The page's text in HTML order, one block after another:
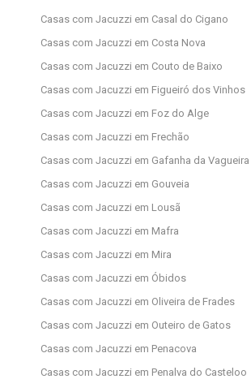
Casas com Jacuzzi em Casal do Cigano
Casas com Jacuzzi em Costa Nova
Casas com Jacuzzi em Couto de Baixo
Casas com Jacuzzi em Figueiró dos Vinhos
Casas com Jacuzzi em Foz do Alge
Casas com Jacuzzi em Frechão
Casas com Jacuzzi em Gafanha da Vagueira
Casas com Jacuzzi em Gouveia
Casas com Jacuzzi em Lousã
Casas com Jacuzzi em Mafra
Casas com Jacuzzi em Mira
Casas com Jacuzzi em Óbidos
Casas com Jacuzzi em Oliveira de Frades
Casas com Jacuzzi em Outeiro de Gatos
Casas com Jacuzzi em Penacova
Casas com Jacuzzi em Penalva do Casteloo